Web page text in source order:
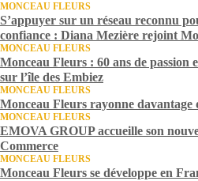
MONCEAU FLEURS
S’appuyer sur un réseau reconnu
confiance : Diana Mezière rejoint
MONCEAU FLEURS
Monceau Fleurs : 60 ans de passion
sur l’île des Embiez
MONCEAU FLEURS
Monceau Fleurs rayonne davantage
MONCEAU FLEURS
EMOVA GROUP accueille son
Commerce
MONCEAU FLEURS
Monceau Fleurs se développe en